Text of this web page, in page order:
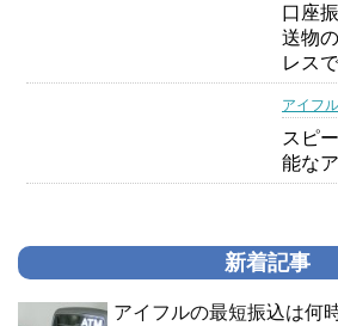
口座
送物
レス
アイフル
スピ
能な
新着記事
アイフルの最短振込は何